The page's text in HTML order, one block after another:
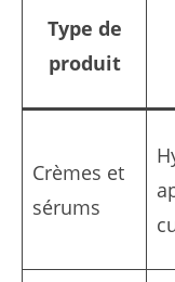
Type de
produit
Crèmes et
sérums